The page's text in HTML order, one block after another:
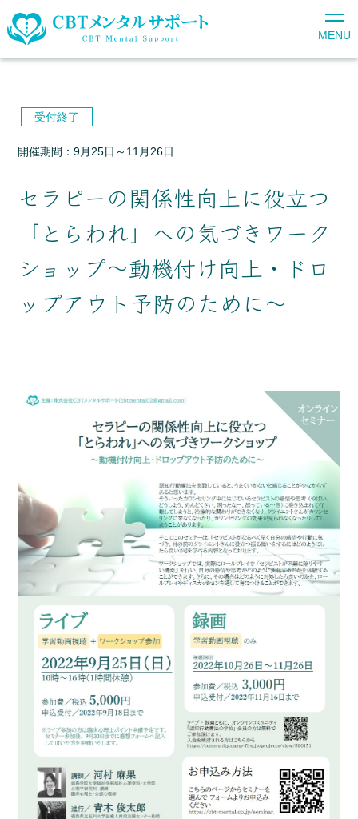
MENU
受付終了
開催期間：9月25日～11月26日
セラピーの関係性向上に役立つ
「とらわれ」への気づきワーク
ショップ～動機付け向上・ドロ
ップアウト予防のために～